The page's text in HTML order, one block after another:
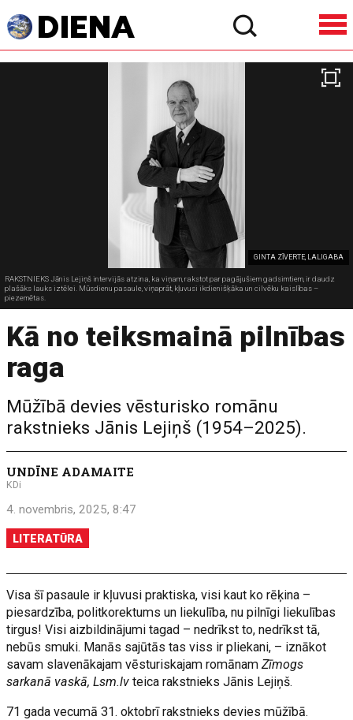
GINTA ZĪVERTE, LALIGABA
RAKSTNIEKS Jānis Lejiņš intervijās atzina, ka viņam, rakstot par pagājušiem gadsimtiem, ir daudz
plašāks lauks iztēlei. Mūsdienu pasaule, viņaprāt, kļuvusi ikdienišķāka un cilvēku kaislības –
piezemētas.
Kā no teiksmainā pilnības
raga
Mūžībā devies vēsturisko romānu
rakstnieks Jānis Lejiņš (1954–2025).
UNDĪNE ADAMAITE
KDi
4. novembris, 2025, 8:47
LITERATŪRA
Visa šī pasaule ir kļuvusi praktiska, visi kaut ko rēķina –
piesardzība, politkorektums un liekulība, nu pilnīgi liekulības
tirgus! Visi aizbildinājumi tagad – nedrīkst to, nedrīkst tā,
nebūs smuki. Manās sajūtās tas viss ir pliekani, – iznākot
savam slavenākajam vēsturiskajam romānamZīmogs
sarkanā vaskā, Lsm.lv teica rakstnieks Jānis Lejiņš.
71 gada vecumā 31. oktobrī rakstnieks devies mūžībā.